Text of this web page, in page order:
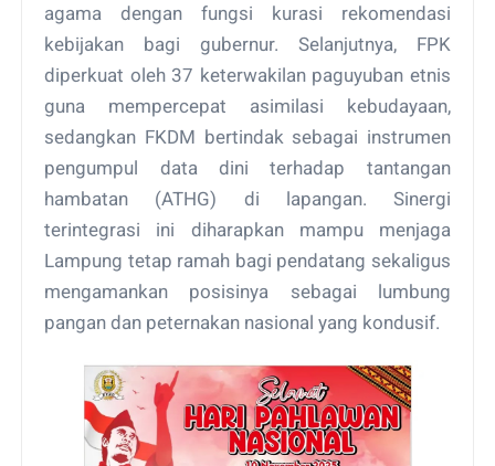
agama dengan fungsi kurasi rekomendasi
kebijakan bagi gubernur. Selanjutnya, FPK
diperkuat oleh 37 keterwakilan paguyuban etnis
guna mempercepat asimilasi kebudayaan,
sedangkan FKDM bertindak sebagai instrumen
pengumpul data dini terhadap tantangan
hambatan (ATHG) di lapangan. Sinergi
terintegrasi ini diharapkan mampu menjaga
Lampung tetap ramah bagi pendatang sekaligus
mengamankan posisinya sebagai lumbung
pangan dan peternakan nasional yang kondusif.